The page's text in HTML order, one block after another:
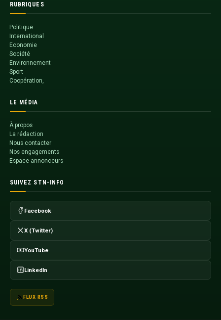
RUBRIQUES
Politique
International
Economie
Société
Environnement
Sport
Coopération,
LE MÉDIA
À propos
La rédaction
Nous contacter
Nos engagements
Espace annonceurs
SUIVEZ STN-INFO
Facebook
X (Twitter)
YouTube
LinkedIn
FLUX RSS